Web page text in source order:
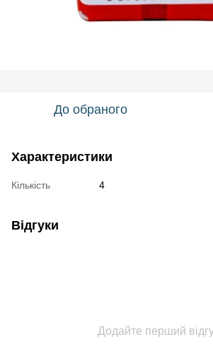
До обраного
Характеристики
Кількість 4
Відгуки
Додайте перший